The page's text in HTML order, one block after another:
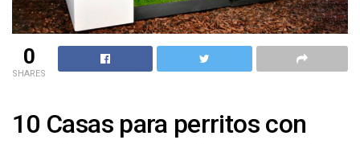
0
SHARES
10 Casas para perritos con